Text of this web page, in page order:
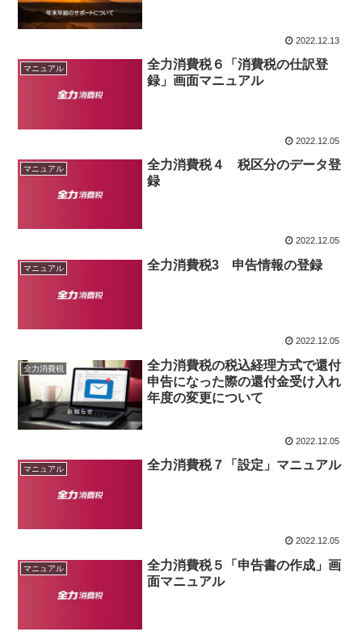
2022.12.13
マニュアル
全力消費税６「消費税の仕訳登
録」画面マニュアル
2022.12.05
マニュアル
全力消費税４ 税区分のデータ登
録
2022.12.05
マニュアル 全力消費税3 申告情報の登録
2022.12.05
全力消費税
全力消費税の税込経理方式で還付
申告になった際の還付金受け入れ
年度の変更について
2022.12.05
マニュアル 全力消費税７「設定」マニュアル
2022.12.05
マニュアル
全力消費税５「申告書の作成」画
面マニュアル